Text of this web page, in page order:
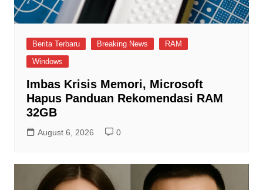
Berita Terbaru Breaking News
RAM
Windows
Imbas Krisis Memori, Microsoft
Hapus Panduan Rekomendasi RAM
32GB
August 6, 2026 0